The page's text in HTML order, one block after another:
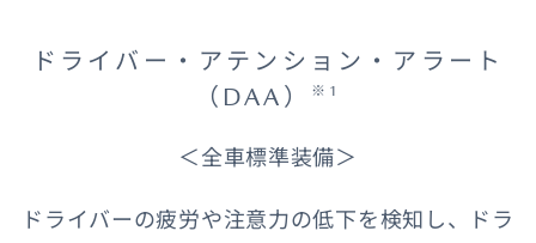
ドライバー・アテンション・アラート
（DAA）
※1
＜全車標準装備＞
ドライバーの疲労や注意力の低下を検知し、ドラ